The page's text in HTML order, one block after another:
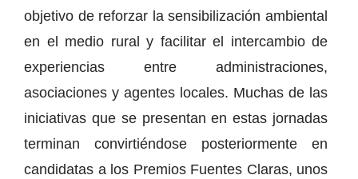
objetivo de reforzar la sensibilización ambiental
en el medio rural y facilitar el intercambio de
experiencias entre administraciones,
asociaciones y agentes locales. Muchas de las
iniciativas que se presentan en estas jornadas
terminan convirtiéndose posteriormente en
candidatas a los Premios Fuentes Claras, unos